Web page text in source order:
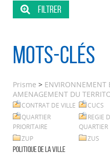
Mots-clés
Prisme > ENVIRONNEMENT
AMENAGEMENT DU
CONTRAT DE VILLE CUCS
QUARTIER
PRIORITAIRE
REGIE
QUARTIER
ZUP
ZUS
POLITIQUE DE LA VILLE